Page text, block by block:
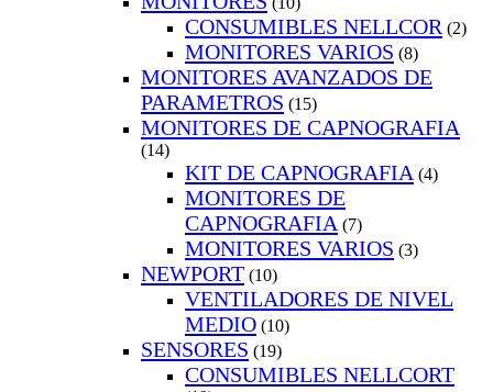
CONSUMIBLES NELLCOR (2)
MONITORES VARIOS (8)
MONITORES AVANZADOS DE
PARAMETROS (15)
MONITORES DE CAPNOGRAFIA
(14)
KIT DE CAPNOGRAFIA (4)
MONITORES DE
CAPNOGRAFIA (7)
MONITORES VARIOS (3)
NEWPORT (10)
VENTILADORES DE NIVEL
MEDIO (10)
SENSORES (19)
CONSUMIBLES NELLCORT